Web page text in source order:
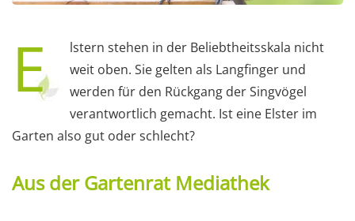
E
lstern stehen in der Beliebtheitsskala nicht
weit oben. Sie gelten als Langfinger und
werden für den Rückgang der Singvögel
verantwortlich gemacht. Ist eine Elster im
Garten also gut oder schlecht?
Aus der Gartenrat Mediathek